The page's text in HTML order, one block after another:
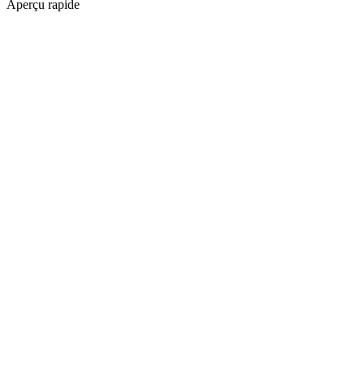
Aperçu rapide